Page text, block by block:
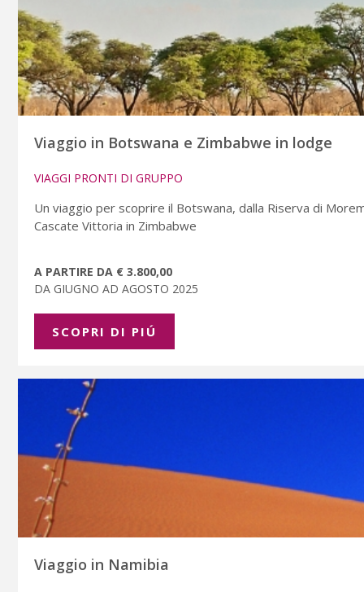
Viaggio in Botswana e Zimbabwe in lodge
VIAGGI PRONTI DI GRUPPO
Un viaggio per scoprire il Botswana, dalla Riserva di
Cascate Vittoria in Zimbabwe
A PARTIRE DA € 3.800,00
DA GIUGNO AD AGOSTO 2025
SCOPRI DI PIÚ
Viaggio in Namibia